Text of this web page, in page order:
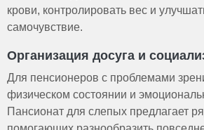
крови, контролировать вес и
самочувствие.
Организация досуга и
Для пенсионеров с проблемами
физическом состоянии и
Пансионат для слепых предлагает